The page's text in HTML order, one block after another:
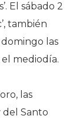
El sábado 2
también
las
mediodía.
las
del Santo